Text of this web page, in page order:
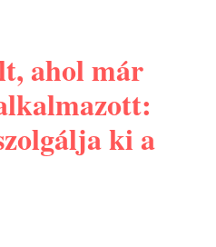
ahol már
ki a